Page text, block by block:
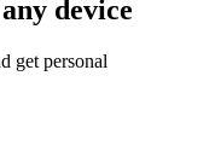
device
get personal